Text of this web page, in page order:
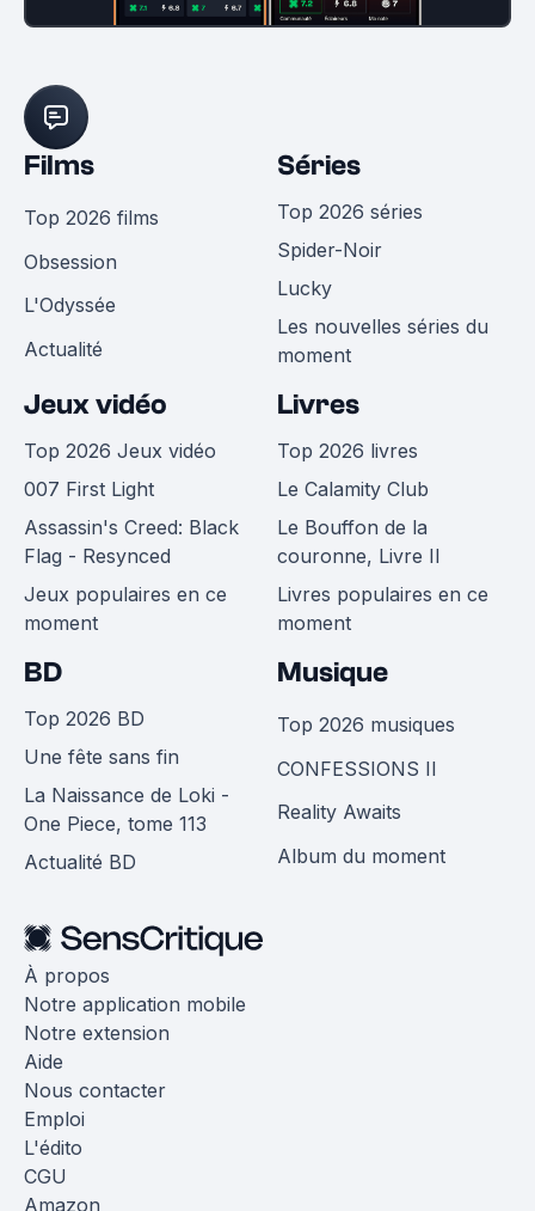
Films
Top 2026 films
Obsession
L'Odyssée
Actualité
Séries
Top 2026 séries
Spider-Noir
Lucky
Les nouvelles séries du
moment
Jeux vidéo
Top 2026 Jeux vidéo
007 First Light
Assassin's Creed: Black
Flag - Resynced
Jeux populaires en ce
moment
Livres
Top 2026 livres
Le Calamity Club
Le Bouffon de la
couronne, Livre II
Livres populaires en ce
moment
BD
Top 2026 BD
Une fête sans fin
La Naissance de Loki -
One Piece, tome 113
Actualité BD
Musique
Top 2026 musiques
CONFESSIONS II
Reality Awaits
Album du moment
À propos
Notre application mobile
Notre extension
Aide
Nous contacter
Emploi
L'édito
CGU
Amazon